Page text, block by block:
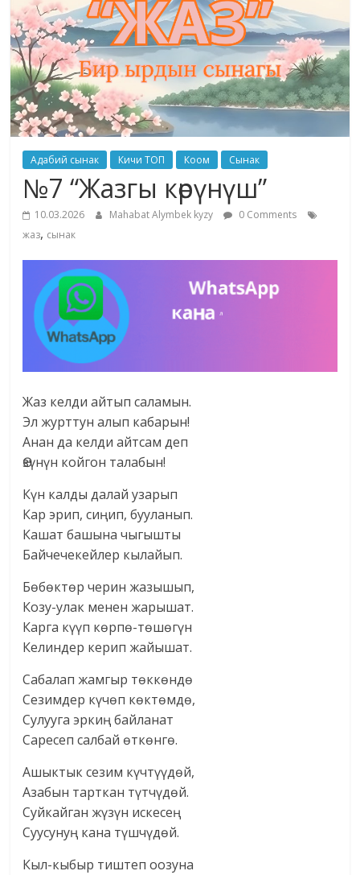
жана
адабияты
Адабий сынак Кичи ТОП Коом Сынак
№7 “Жазгы көрүнүш”
10.03.2026 Mahabat Alymbek kyzy
0 Comments
жаз, сынак
Жаз келди айтып саламын.
Эл журттун алып кабарын!
Анан да келди айтсам деп
Өзүнүн койгон талабын!
Күн калды далай узарып
Кар эрип, сиңип, бууланып.
Кашат башына чыгышты
Байчечекейлер кылайып.
Бөбөктөр черин жазышып,
Козу-улак менен жарышат.
Карга күүп көрпө-төшөгүн
Келиндер керип жайышат.
Сабалап жамгыр төккөндө
Сезимдер күчөп көктөмдө,
Сулууга эркиң байланат
Саресеп салбай өткөнгө.
Ашыктык сезим күчтүүдөй,
Азабын тарткан түтчүдөй.
Суйкайган жүзүн искесең
Суусунуң кана түшчүдөй.
Кыл-кыбыр тиштеп оозуна